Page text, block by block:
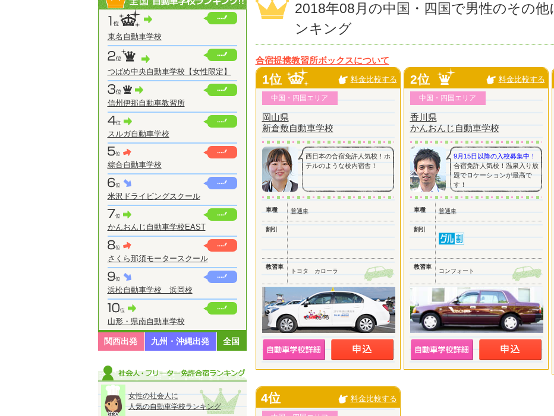
東名自動車学校
つばめ中央自動車学校【女性限定】
信州伊那自動車教習所
スルガ自動車学校
綜合自動車学校
米沢ドライビングスクール
かんおんじ自動車学校EAST
さくら那須モータースクール
浜松自動車学校 浜岡校
山形・県南自動車学校
関西出発 九州・沖縄出発 全国
女性の社会人に
人気の自動車学校ランキング
2018年08月の中国・四国で男性のその他
ンキング
合宿提携教習所ボックスについて
1位 料金比較する
中国・四国エリア
岡山県
新倉敷自動車学校
西日本の合宿免許人気校！ホ
テルのような校内宿舎！
車種 普通車
割引
教習車
トヨタ カローラ
2位 料金比較する
中国・四国エリア
香川県
かんおんじ自動車学校
9月15日以降の入校募集中！
合宿免許人気校！温泉入り放
題でロケーションが最高で
す！
車種 普通車
割引
教習車
コンフォート
4位 料金比較する